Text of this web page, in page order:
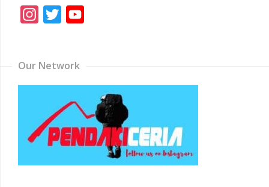
Instagram
Twitter
Our Network